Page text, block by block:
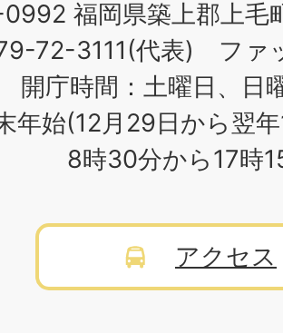
福岡県築上郡上毛
72-3111(代表) ファ
開庁時間：土曜日、日
年始(12月29日から翌
8時30分から17時
アクセス